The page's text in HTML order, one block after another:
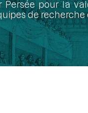
Persée pour la
de